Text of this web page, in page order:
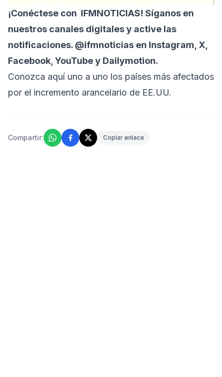
¡Conéctese con IFMNOTICIAS! Síganos en
nuestros canales digitales y active las
notificaciones. @ifmnoticias en Instagram, X,
Facebook, YouTube y Dailymotion.
Conozca aquí uno a uno los países más afectados
por el incremento arancelario de EE.UU.
Compartir: Copiar enlace